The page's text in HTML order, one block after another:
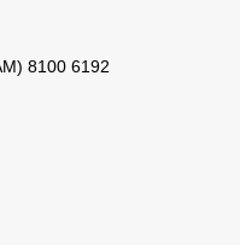
8100 6192